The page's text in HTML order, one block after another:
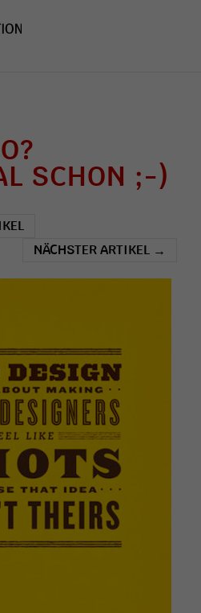
SCHON ;-)
NÄCHSTER ARTIKEL →